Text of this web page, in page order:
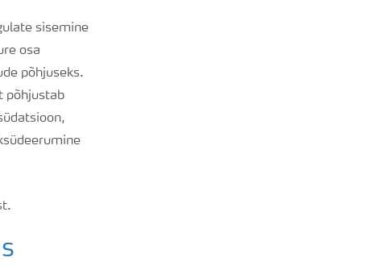
sisemine
osa
põhjuseks.
põhjustab